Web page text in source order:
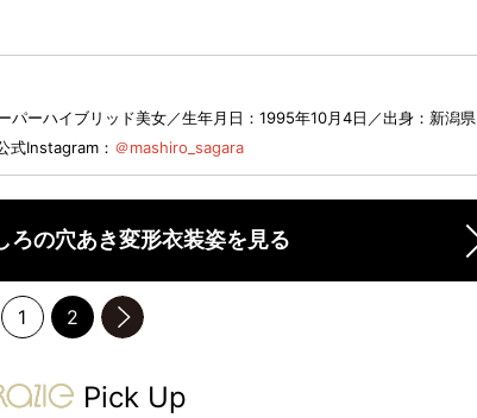
パーハイブリッド美女／生年月日：1995年10月4日／出身：新潟県
式Instagram： ＠mashiro_sagara
ろの穴あき変形衣装姿を見る
1 2
のページへ
gravure-grazie
Pick Up